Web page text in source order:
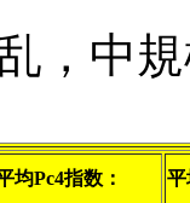
，中
均Pc4指数： 平